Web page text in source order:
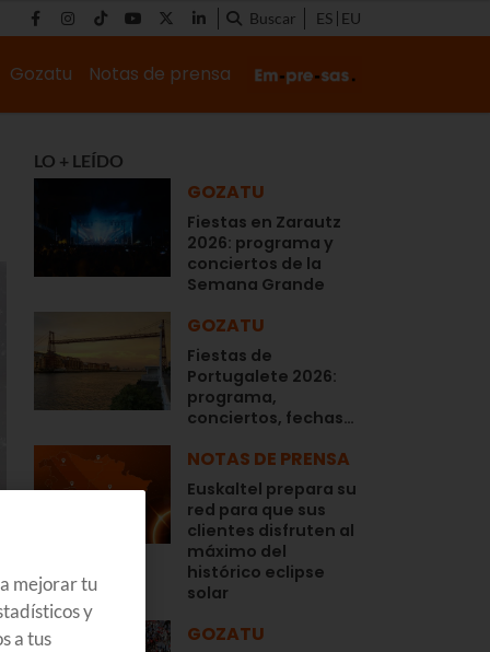
Buscar ES EU
Gozatu Notas de prensa
LO + LEÍDO
GOZATU
Fiestas en Zarautz
2026: programa y
conciertos de la
Semana Grande
GOZATU
Fiestas de
Portugalete 2026:
programa,
conciertos, fechas…
NOTAS DE PRENSA
Euskaltel prepara su
red para que sus
clientes disfruten al
máximo del
histórico eclipse
solar
GOZATU
mejorar tu
y
a tus